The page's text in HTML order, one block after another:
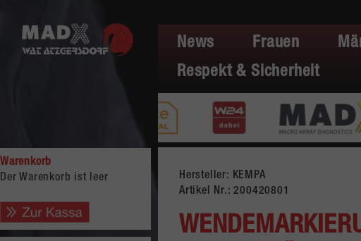
News Frauen
Respekt & Sicherheit
Warenkorb
Der Warenkorb ist leer
Hersteller: KEMPA
Artikel Nr.:200420801